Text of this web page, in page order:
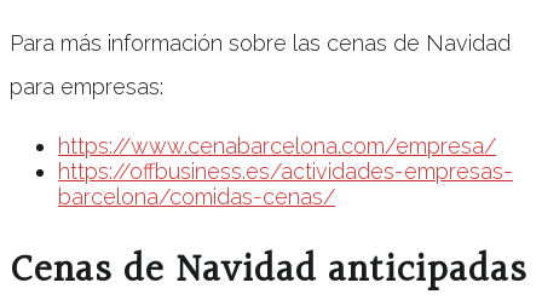
Para más información sobre las cenas de Navidad
para empresas:
https://www.cenabarcelona.com/empresa/
https://offbusiness.es/actividades-empresas-
barcelona/comidas-cenas/
Cenas de Navidad anticipadas